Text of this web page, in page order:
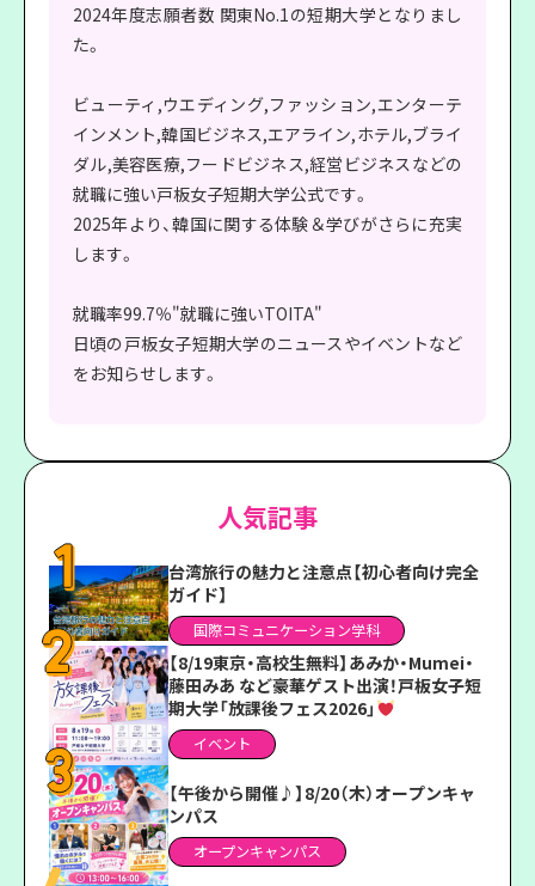
2024年度志願者数 関東No.1の短期大学となりまし
た。
ビューティ,ウエディング,ファッション,エンターテ
インメント,韓国ビジネス,エアライン,ホテル,ブライ
ダル,美容医療,フードビジネス,経営ビジネスなどの
就職に強い戸板女子短期大学公式です。
2025年より、韓国に関する体験＆学びがさらに充実
します。
就職率99.7％"就職に強いTOITA"
日頃の戸板女子短期大学のニュースやイベントなど
をお知らせします。
人気記事
台湾旅行の魅力と注意点【初心者向け完全
ガイド】
国際コミュニケーション学科
【8/19東京・高校生無料】あみか・Mumei・
藤田みあ など豪華ゲスト出演！戸板女子短
期大学「放課後フェス2026」
イベント
【午後から開催♪】8/20（木）オープンキャ
ンパス
オープンキャンパス